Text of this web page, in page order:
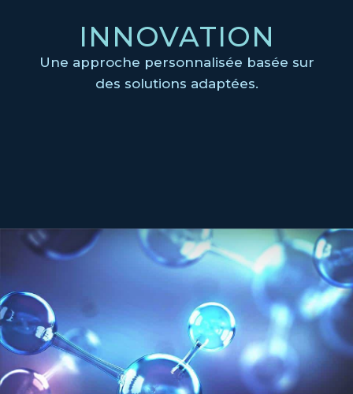
INNOVATION
Une approche personnalisée basée sur
des solutions adaptées.